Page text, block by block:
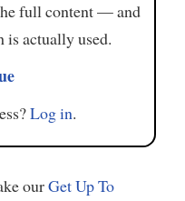
full content — and
is actually used.
Log in.
ourGet Up To